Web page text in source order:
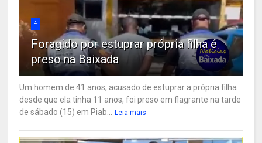
4
Foragido por estuprar própria filha é
preso na Baixada
Um homem de 41 anos, acusado de estuprar a própria filha
desde que ela tinha 11 anos, foi preso em flagrante na tarde
de sábado (15) em Piab...
Leia mais